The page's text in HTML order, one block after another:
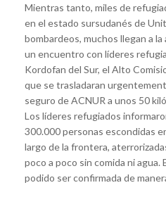
Mientras tanto, miles de
en el estado sursudanés de
bombardeos, muchos llegan a
un encuentro con líderes
Kordofan del Sur, el Alto
que se trasladaran
seguro de ACNUR a unos 50
Los líderes refugiados
300.000 personas escondidas
largo de la frontera,
poco a poco sin comida ni agua.
podido ser confirmada de